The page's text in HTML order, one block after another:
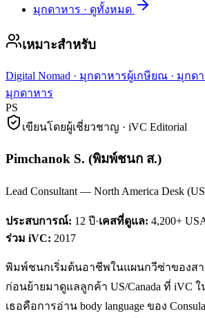
มุกดาหาร · ดูทั้งหมด
เหมาะสำหรับ
Digital Nomad · มุกดาหารผู้เกษียณ · มุกด
มุกดาหาร
PS
เขียนโดยผู้เชี่ยวชาญ · iVC Editorial
Pimchanok S. (พิมพ์ชนก ส.)
Lead Consultant — North America Desk
ประสบการณ์: 12 ปี·เคสที่ดูแล: 4,200+
ร่วม iVC: 2017
พิมพ์ชนกเริ่มต้นอาชีพในแผนกวีซ่าของสา
ก่อนย้ายมาดูแลลูกค้า US/Canada ที่ iVC
เธอคือการอ่าน body language ของ